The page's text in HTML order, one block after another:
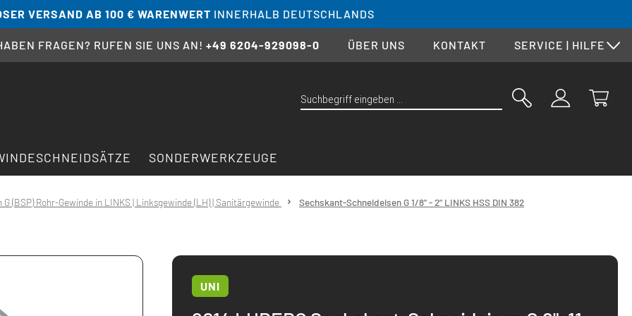
VERSAND AB 100 € WARENWERT INNERHALB DEUTSCHLANDS
FRAGEN? RUFEN SIE UNS AN! +49 6204-929098-0 ÜBER UNS KONTAKT SERVICE | HILFE
SONDERWERKZEUGE
G (BSP) Rohr-Gewinde in LINKS | Linksgewinde (LH) | Sanitärgewinde Sechskant-Schneideisen G 1/8" - 2" LINKS HSS DIN 382
UNI